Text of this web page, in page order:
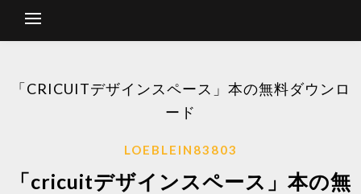
「CRICUITデザインスペース」本の無料ダウンロ
ード
LOEBLEIN83803
「cricuitデザインスペース」本の無